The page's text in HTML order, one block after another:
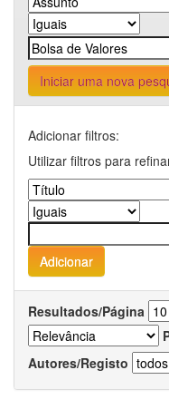
Iniciar uma nova
Adicionar filtros:
Utilizar filtros para
Resultados/Página
Autores/Registo